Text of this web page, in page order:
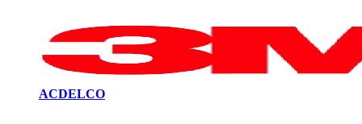
ACDELCO